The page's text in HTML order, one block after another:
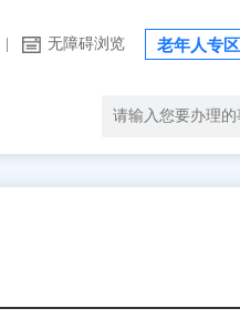
无障碍浏览 老年人专区